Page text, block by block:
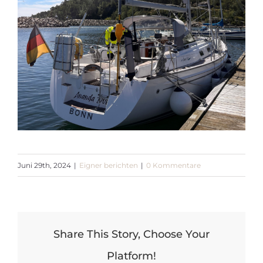
Juni 29th, 2024 | Eigner berichten | 0 Kommentare
Share This Story, Choose Your
Platform!